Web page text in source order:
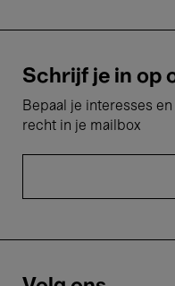
Schrijf je in op
Bepaal je interesses
recht in je mailbox